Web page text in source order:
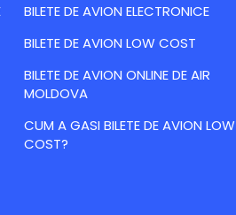
BILETE DE AVION ELECTRONICE
BILETE DE AVION LOW COST
BILETE DE AVION ONLINE DE AIR
MOLDOVA
CUM A GASI BILETE DE AVION LOW
COST?